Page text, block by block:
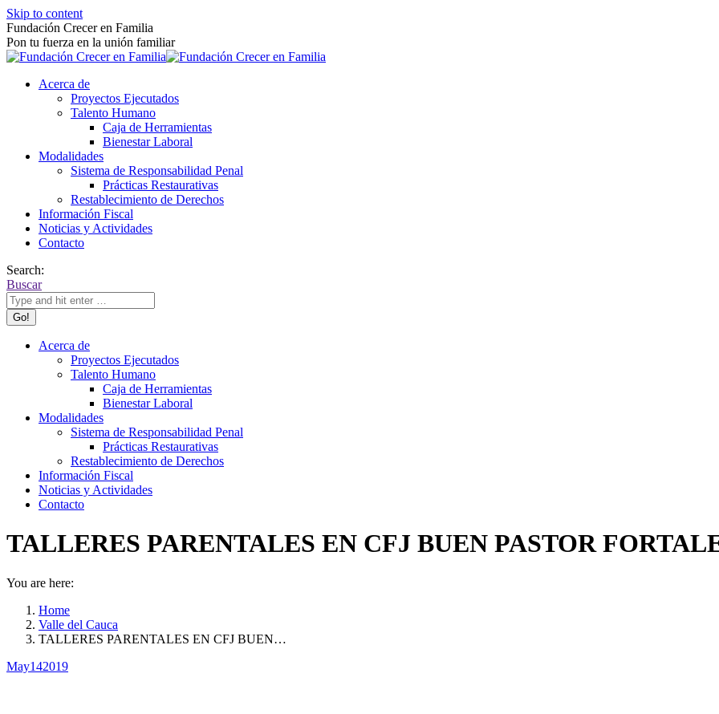
Skip to content
Fundación Crecer en Familia
Pon tu fuerza en la unión familiar
Acerca de
Proyectos Ejecutados
Talento Humano
Caja de Herramientas
Bienestar Laboral
Modalidades
Sistema de Responsabilidad Penal
Prácticas Restaurativas
Restablecimiento de Derechos
Información Fiscal
Noticias y Actividades
Contacto
Search:
Buscar
Acerca de
Proyectos Ejecutados
Talento Humano
Caja de Herramientas
Bienestar Laboral
Modalidades
Sistema de Responsabilidad Penal
Prácticas Restaurativas
Restablecimiento de Derechos
Información Fiscal
Noticias y Actividades
Contacto
TALLERES PARENTALES EN CFJ BUEN PASTOR
You are here:
Home
Valle del Cauca
TALLERES PARENTALES EN CFJ BUEN…
May142019